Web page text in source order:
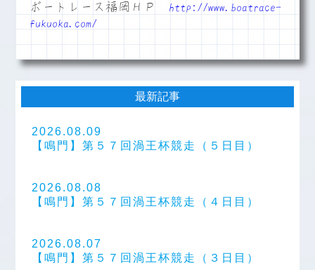
ボートレース福岡ＨＰ http://www.boatrace-
fukuoka.com/
最新記事
2026.08.09
【鳴門】第５７回渦王杯競走（５日目）
2026.08.08
【鳴門】第５７回渦王杯競走（４日目）
2026.08.07
【鳴門】第５７回渦王杯競走（３日目）